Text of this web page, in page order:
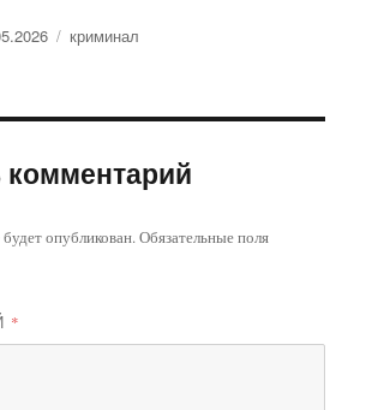
Метки
криминал
опубликован.Обязательные поля
*